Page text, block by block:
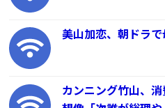
美山加恋、朝ドラ
カンニング竹山、